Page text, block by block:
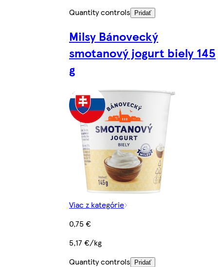
Quantity controls Pridať
Milsy Bánovecký
smotanový jogurt biely 145
g
Viac z kategórie
0,75 €
5,17 €/kg
Quantity controls
Pridať